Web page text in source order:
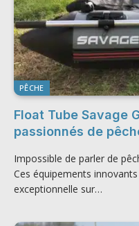
PÊCHE
Float Tube Savage
passionnés de
Impossible de parler de
Ces équipements
exceptionnelle sur…